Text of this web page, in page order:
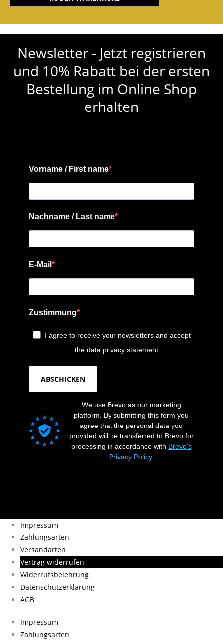
Newsletter - Jetzt registrieren
und 10% Rabatt bei der ersten
Bestellung im Online Shop
erhalten
Vorname / First name
Nachname / Last name
E-Mail
Zustimmung
I agree to receive your newsletters and accept
the data privacy statement.
ABSCHICKEN
We use Brevo as our marketing
platform. By submitting this form you
agree that the personal data you
provided will be transferred to Brevo for
processing in accordance with Brevo's
Privacy Policy.
Impressum
Zahlungsarten
Versandarten
Vertrag widerrufen
Widerrufsbelehrung
Datenschutzerklärung
AGB
Impressum
Zahlungsarten